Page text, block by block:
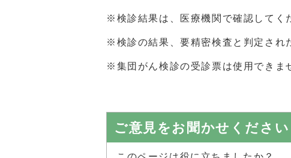
※検診結果は、医療機関で確認してく
※検診の結果、要精密検査と判定され
※集団がん検診の受診票は使用できま
ご意見をお聞かせください